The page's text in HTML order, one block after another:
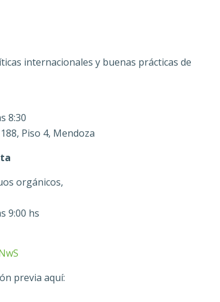
internacionales y buenas prácticas de
8:30
Piso 4, Mendoza
orgánicos,
9:00 hs
previa aquí: